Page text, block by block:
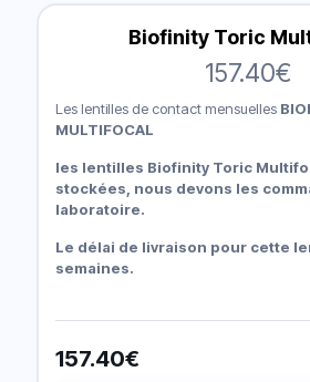
Biofinity Toric
157.40€
Les lentilles de contact mensuelles
MULTIFOCAL
les lentilles Biofinity Toric
stockées, nous devons les
laboratoire.
Le délai de livraison pour cette
semaines.
157.40€